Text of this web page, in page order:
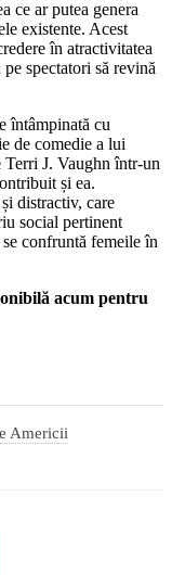
ce ar putea genera
existente. Acest
în atractivitatea
spectatori să revină
întâmpinată cu
de comedie a lui
J. Vaughn într-un
și ea.
distractiv, care
social pertinent
confruntă femeile în
acum pentru
Americii